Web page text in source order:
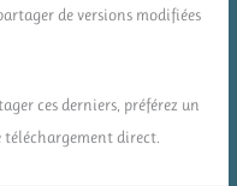
de versions modifiées
ces derniers, préférez un
téléchargement direct.